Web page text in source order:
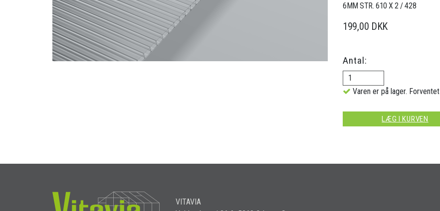
6MM STR. 610 X 2 / 428
199,00 DKK
Antal:
Varen er på lager.
LÆG I KURVEN
VITAVIA